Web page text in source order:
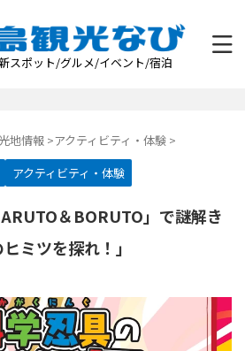
スポット/グルメ/イベント/宿泊
地情報 >アクティビティ・体験 >
アクティビティ・体験
＆BORUTO」で謎解き
ミツを探れ！」